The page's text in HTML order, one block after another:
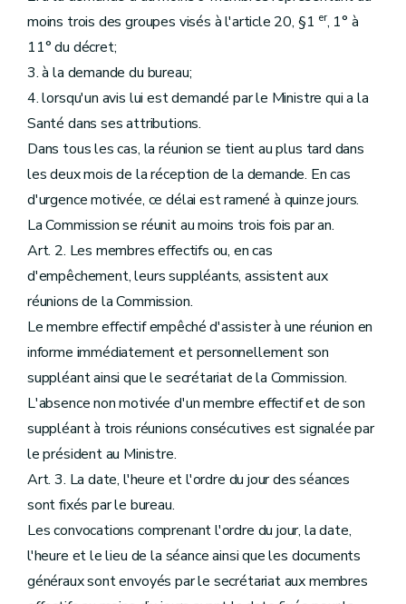
moins trois des groupes visés à l'article 20, §1 er, 1° à
11° du décret;
3. à la demande du bureau;
4. lorsqu'un avis lui est demandé par le Ministre qui a la
Santé dans ses attributions.
Dans tous les cas, la réunion se tient au plus tard dans
les deux mois de la réception de la demande. En cas
d'urgence motivée, ce délai est ramené à quinze jours.
La Commission se réunit au moins trois fois par an.
Art. 2. Les membres effectifs ou, en cas
d'empêchement, leurs suppléants, assistent aux
réunions de la Commission.
Le membre effectif empêché d'assister à une réunion en
informe immédiatement et personnellement son
suppléant ainsi que le secrétariat de la Commission.
L'absence non motivée d'un membre effectif et de son
suppléant à trois réunions consécutives est signalée par
le président au Ministre.
Art. 3. La date, l'heure et l'ordre du jour des séances
sont fixés par le bureau.
Les convocations comprenant l'ordre du jour, la date,
l'heure et le lieu de la séance ainsi que les documents
généraux sont envoyés par le secrétariat aux membres